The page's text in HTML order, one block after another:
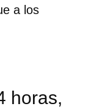
a los
horas,